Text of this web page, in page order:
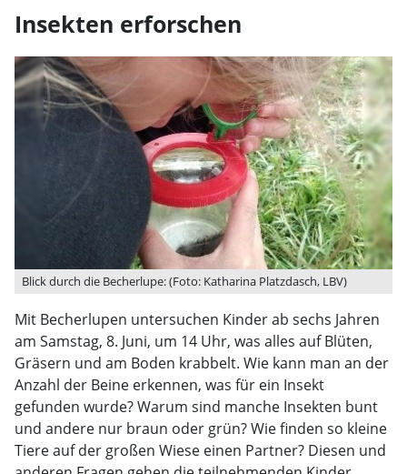
Insekten erforschen
Blick durch die Becherlupe: (Foto: Katharina Platzdasch, LBV)
Mit Becherlupen untersuchen Kinder ab sechs Jahren
am Samstag, 8. Juni, um 14 Uhr, was alles auf Blüten,
Gräsern und am Boden krabbelt. Wie kann man an der
Anzahl der Beine erkennen, was für ein Insekt
gefunden wurde? Warum sind manche Insekten bunt
und andere nur braun oder grün? Wie finden so kleine
Tiere auf der großen Wiese einen Partner? Diesen und